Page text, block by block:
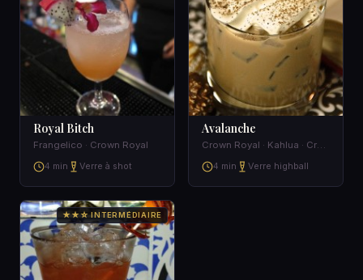
Royal Bitch
Frangelico · Crown Royal
4 min
Verre à shot
Avalanche
Crown Royal · Kahlua · Cream
4 min
Verre highball
★★☆ INTERMÉDIAIRE